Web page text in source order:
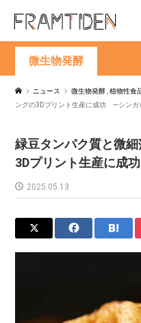
微生物発酵
ニュース 微生物発酵 ,植物性食
ングの3Dプリント生産に成功 —シンガ
緑豆タンパク質と微
3Dプリント生産に成
2025.05.13